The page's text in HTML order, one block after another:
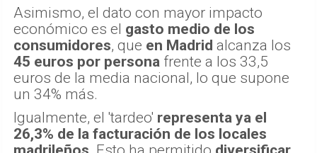
Asimismo, el dato con mayor impacto
económico es el gasto medio de los
consumidores, que en Madrid alcanza los
45 euros por persona frente a los 33,5
euros de la media nacional, lo que supone
un 34% más.
Igualmente, el 'tardeo' representa ya el
26,3% de la facturación de los locales